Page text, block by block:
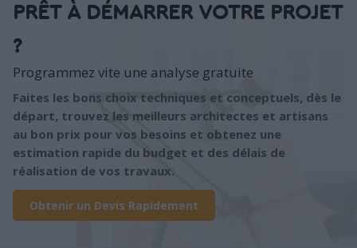
PRÊT À DÉMARRER VOTRE PROJET
?
Programmez vite une analyse gratuite
Faites les bons choix techniques et conceptuels, dès le
départ, trouvez les meilleurs architectes et artisans
au bon prix pour vos besoins et obtenez une
estimation rapide du budget et des délais de
réalisation de vos travaux.
Obtenir un Devis Rapidement